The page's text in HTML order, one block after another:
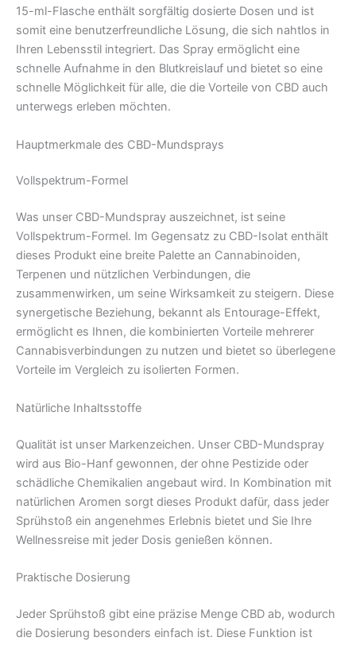
15-ml-Flasche enthält sorgfältig dosierte Dosen und ist
somit eine benutzerfreundliche Lösung, die sich nahtlos in
Ihren Lebensstil integriert. Das Spray ermöglicht eine
schnelle Aufnahme in den Blutkreislauf und bietet so eine
schnelle Möglichkeit für alle, die die Vorteile von CBD auch
unterwegs erleben möchten.
Hauptmerkmale des CBD-Mundsprays
Vollspektrum-Formel
Was unser CBD-Mundspray auszeichnet, ist seine
Vollspektrum-Formel. Im Gegensatz zu CBD-Isolat enthält
dieses Produkt eine breite Palette an Cannabinoiden,
Terpenen und nützlichen Verbindungen, die
zusammenwirken, um seine Wirksamkeit zu steigern. Diese
synergetische Beziehung, bekannt als Entourage-Effekt,
ermöglicht es Ihnen, die kombinierten Vorteile mehrerer
Cannabisverbindungen zu nutzen und bietet so überlegene
Vorteile im Vergleich zu isolierten Formen.
Natürliche Inhaltsstoffe
Qualität ist unser Markenzeichen. Unser CBD-Mundspray
wird aus Bio-Hanf gewonnen, der ohne Pestizide oder
schädliche Chemikalien angebaut wird. In Kombination mit
natürlichen Aromen sorgt dieses Produkt dafür, dass jeder
Sprühstoß ein angenehmes Erlebnis bietet und Sie Ihre
Wellnessreise mit jeder Dosis genießen können.
Praktische Dosierung
Jeder Sprühstoß gibt eine präzise Menge CBD ab, wodurch
die Dosierung besonders einfach ist. Diese Funktion ist